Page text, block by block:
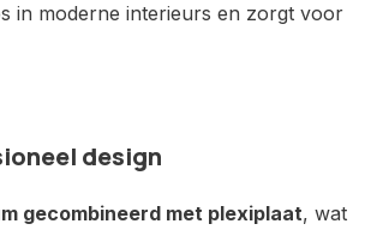
in moderne interieurs en zorgt voor
design
gecombineerd met plexiplaat, wat